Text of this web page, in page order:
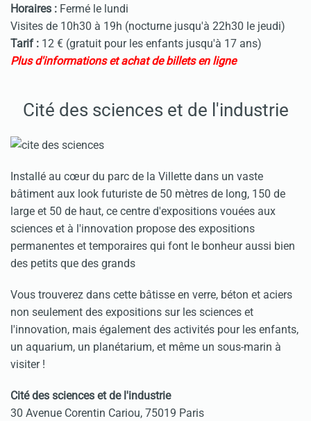
Horaires : Fermé le lundi
Visites de 10h30 à 19h (nocturne jusqu'à 22h30 le jeudi)
Tarif : 12 € (gratuit pour les enfants jusqu'à 17 ans)
Plus d'informations et achat de billets en ligne
Cité des sciences et de l'industrie
Installé au cœur du parc de la Villette dans un vaste
bâtiment aux look futuriste de 50 mètres de long, 150 de
large et 50 de haut, ce centre d'expositions vouées aux
sciences et à l'innovation propose des expositions
permanentes et temporaires qui font le bonheur aussi bien
des petits que des grands
Vous trouverez dans cette bâtisse en verre, béton et aciers
non seulement des expositions sur les sciences et
l'innovation, mais également des activités pour les enfants,
un aquarium, un planétarium, et même un sous-marin à
visiter !
Cité des sciences et de l'industrie
30 Avenue Corentin Cariou, 75019 Paris